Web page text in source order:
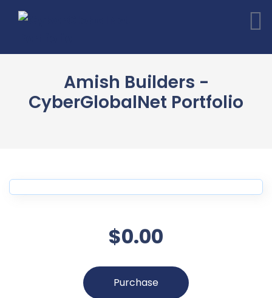
Amish Builders -
CyberGlobalNet Portfolio
$0.00
Purchase